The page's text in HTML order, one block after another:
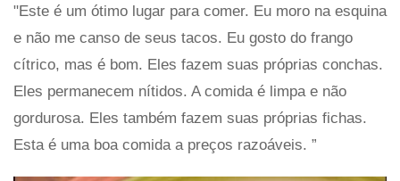
"Este é um ótimo lugar para comer. Eu moro na esquina
e não me canso de seus tacos. Eu gosto do frango
cítrico, mas é bom. Eles fazem suas próprias conchas.
Eles permanecem nítidos. A comida é limpa e não
gordurosa. Eles também fazem suas próprias fichas.
Esta é uma boa comida a preços razoáveis. ”